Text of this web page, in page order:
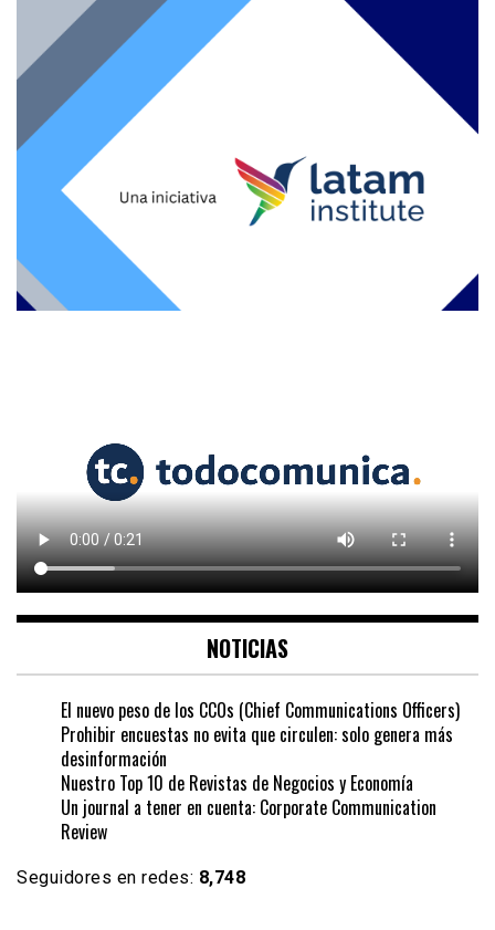
NOTICIAS
El nuevo peso de los CCOs (Chief Communications Officers)
Prohibir encuestas no evita que circulen: solo genera más
desinformación
Nuestro Top 10 de Revistas de Negocios y Economía
Un journal a tener en cuenta: Corporate Communication
Review
Seguidores en redes: 8,748